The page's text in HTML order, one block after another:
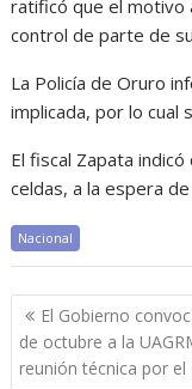
ratificó que el motivo
control de parte de
La Policía de Oruro
implicada, por lo cual
El fiscal Zapata
celdas, a la espera
Nacional
Navegación
de
entradas
El Gobierno
de octubre a la
reunión técnica por el